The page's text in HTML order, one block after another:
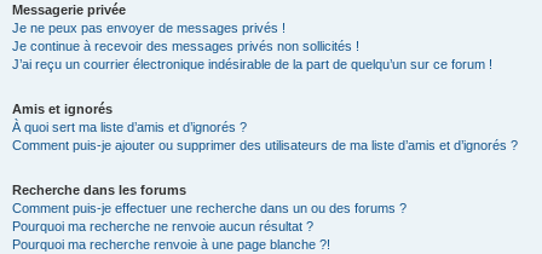
Messagerie privée
Je ne peux pas envoyer de messages privés !
Je continue à recevoir des messages privés non sollicités !
J’ai reçu un courrier électronique indésirable de la part de quelqu’un sur ce forum !
Amis et ignorés
À quoi sert ma liste d’amis et d’ignorés ?
Comment puis-je ajouter ou supprimer des utilisateurs de ma liste d’amis et d’ignorés ?
Recherche dans les forums
Comment puis-je effectuer une recherche dans un ou des forums ?
Pourquoi ma recherche ne renvoie aucun résultat ?
Pourquoi ma recherche renvoie à une page blanche ?!